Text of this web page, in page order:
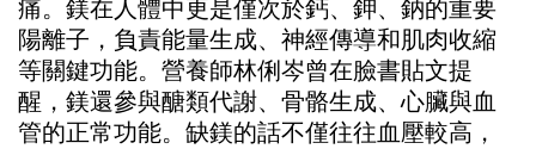
痛。鎂在人體中更是僅次於鈣、鉀、鈉的重要
陽離子，負責能量生成、神經傳導和肌肉收縮
等關鍵功能。營養師林俐岑曾在臉書貼文提
醒，鎂還參與醣類代謝、骨骼生成、心臟與血
管的正常功能。缺鎂的話不僅往往血壓較高，